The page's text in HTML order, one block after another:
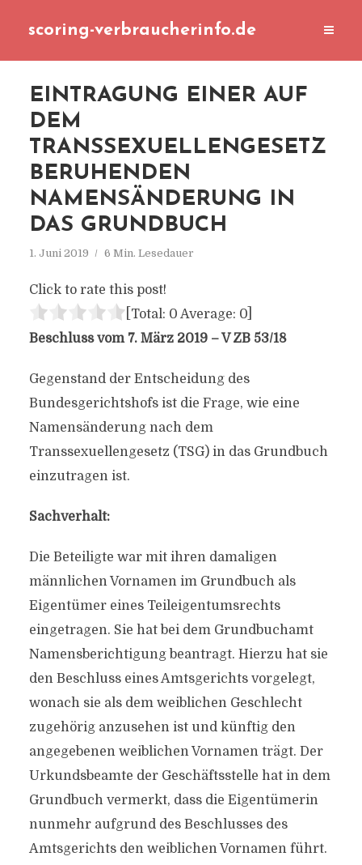
scoring-verbraucherinfo.de
EINTRAGUNG EINER AUF
DEM
TRANSSEXUELLENGESETZ
BERUHENDEN
NAMENSÄNDERUNG IN
DAS GRUNDBUCH
1. Juni 2019 6 Min. Lesedauer
Click to rate this post!
[Total: 0 Average: 0]
Beschluss vom 7. März 2019 – V ZB 53/18
Gegenstand der Entscheidung des
Bundesgerichtshofs ist die Frage, wie eine
Namensänderung nach dem
Transsexuellengesetz (TSG) in das Grundbuch
einzutragen ist.
Sachverhalt:
Die Beteiligte war mit ihren damaligen
männlichen Vornamen im Grundbuch als
Eigentümer eines Teileigentumsrechts
eingetragen. Sie hat bei dem Grundbuchamt
Namensberichtigung beantragt. Hierzu hat sie
den Beschluss eines Amtsgerichts vorgelegt,
wonach sie als dem weiblichen Geschlecht
zugehörig anzusehen ist und künftig den
angegebenen weiblichen Vornamen trägt. Der
Urkundsbeamte der Geschäftsstelle hat in dem
Grundbuch vermerkt, dass die Eigentümerin
nunmehr aufgrund des Beschlusses des
Amtsgerichts den weiblichen Vornamen führt.